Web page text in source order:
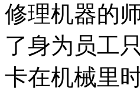
修理机器的
了身为员工
卡在机械里